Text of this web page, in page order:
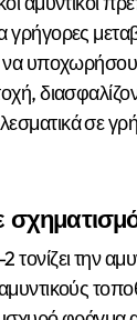
γρήγορες
να
σε
την